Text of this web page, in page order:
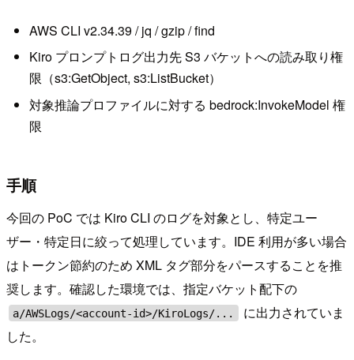
AWS CLI v2.34.39 / jq / gzip / find
Kiro プロンプトログ出力先 S3 バケットへの読み取り権
限（s3:GetObject, s3:ListBucket）
対象推論プロファイルに対する bedrock:InvokeModel 権
限
手順
今回の PoC では Kiro CLI のログを対象とし、特定ユー
ザー・特定日に絞って処理しています。IDE 利用が多い場合
はトークン節約のため XML タグ部分をパースすることを推
奨します。確認した環境では、指定バケット配下の
a/AWSLogs/<account-id>/KiroLogs/...
に出力されていま
した。